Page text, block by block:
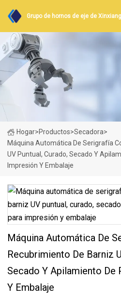
Grupo de hornos de eje de Xinxiang
Hogar>Productos>Secadora>
Máquina Automática De Serigrafía
UV Puntual, Curado, Secado Y
Impresión Y Embalaje
Máquina Automática De
Recubrimiento De Barniz
Secado Y Apilamiento De
Y Embalaje